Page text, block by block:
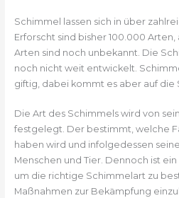
Schimmel lassen sich in über
Erforscht sind bisher 100.000
Arten sind noch unbekannt. Die
noch nicht weit entwickelt.
giftig, dabei kommt es aber auf die
Die Art des Schimmels wird von
festgelegt. Der bestimmt, welche
haben wird und infolgedessen
Menschen und Tier. Dennoch ist
um die richtige Schimmelart zu
Maßnahmen zur Bekämpfung